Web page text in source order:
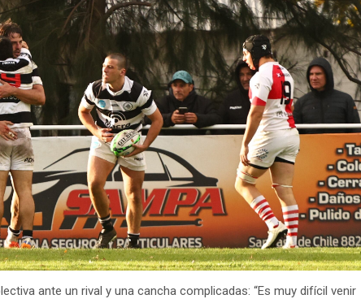
ante un rival y una cancha complicadas: “Es muy difícil venir